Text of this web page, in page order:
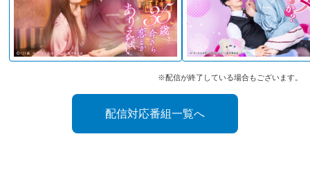
※配信が終了している場合もございます。
配信対応番組一覧へ